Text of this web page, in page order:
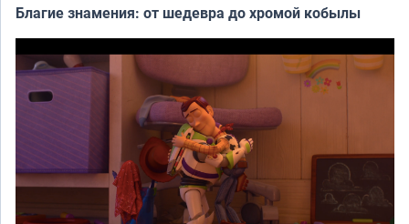
Благие знамения: от шедевра до хромой кобылы